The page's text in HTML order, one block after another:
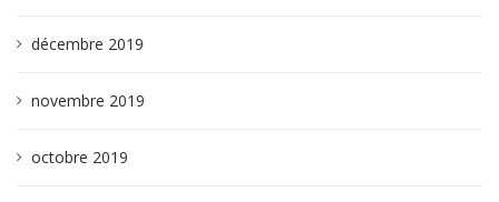
décembre 2019
novembre 2019
octobre 2019